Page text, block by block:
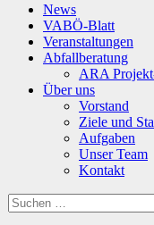
News
VABÖ-Blatt
Veranstaltungen
Abfallberatung
ARA
Über uns
Vorstand
Ziele und
Aufgaben
Unser Team
Kontakt
Suchen
nach: